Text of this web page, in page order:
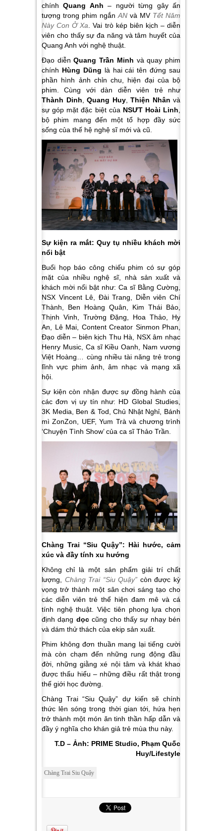
chínhQuang Anh – người từng gây ấn
tượng trong phim ngắn AN và MV Tết Năm
Này Con Ở Xa . Vai trò kép biên kịch – diễn
viên cho thấy sự đa năng và tâm huyết của
Quang Anh với nghệ thuật.
Đạo diễnQuang Trần Minh và quay phim
chính Hùng Dũng là hai cái tên đứng sau
phần hình ảnh chỉn chu, hiện đại của bộ
phim. Cùng với dàn diễn viên trẻ như
Thành Dinh
Quang Huy, Thiện Nhân và
sự góp mặt đặc biệt của NSƯT Hoài Linh
bộ phim mang đến một tổ hợp đầy sức
sống của thế hệ nghệ sĩ mới và cũ.
Sự kiện ra mắt: Quy tụ nhiều khách mời
nổi bật
Buổi họp báo công chiếu phim có sự góp
mặt của nhiều nghệ sĩ, nhà sản xuất và
khách mời nổi bật như: Ca sĩ Bằng Cường,
NSX Vincent Lê, Đài Trang, Diễn viên Chí
Thành, Ben Hoàng Quân, Kim Thái Bảo,
Thịnh Vinh, Trường Đặng, Hoa Thảo, Hy
An, Lê Mai, Content Creator Sinmon Phan,
Đạo diễn – biên kịch Thu Hà, NSX âm nhạc
Henry Music, Ca sĩ Kiều Oanh, Nam vương
Việt Hoàng… cùng nhiều tài năng trẻ trong
lĩnh vực phim ảnh, âm nhạc và mạng xã
hội.
Sự kiện còn nhận được sự đồng hành của
các đơn vị uy tín như: HD Global Studies,
3K Media, Ben & Tod, Chủ Nhật Nghỉ, Bánh
mì ZonZon, UEF, Yum Trà và chương trình
‘Chuyện Tình Show’ của ca sĩ Thảo Trần.
Chàng Trai “Siu Quậy”: Hài hước, cảm
xúc và đầy tính xu hướng
Không chỉ là một sản phẩm giải trí chất
lượng, Chàng Trai “Siu Quậy” còn được kỳ
vọng trở thành một sân chơi sáng tạo cho
các diễn viên trẻ thể hiện đam mê và cá
tính nghệ thuật. Việc tiên phong lựa chọn
định dạng dọccũng cho thấy sự nhạy bén
và dám thử thách của ekip sản xuất.
Phim không đơn thuần mang lại tiếng cười
mà còn chạm đến những rung động đầu
đời, những giằng xé nội tâm và khát khao
được thấu hiểu – những điều rất thật trong
thế giới học đường.
Chàng Trai “Siu Quậy” dự kiến sẽ chính
thức lên sóng trong thời gian tới, hứa hẹn
trở thành một món ăn tinh thần hấp dẫn và
đầy ý nghĩa cho khán giả trẻ mùa thu này.
T.D – Ảnh: PRIME Studio, Phạm Quốc
Huy/Lifestyle
Chàng Trai Siu Quậy